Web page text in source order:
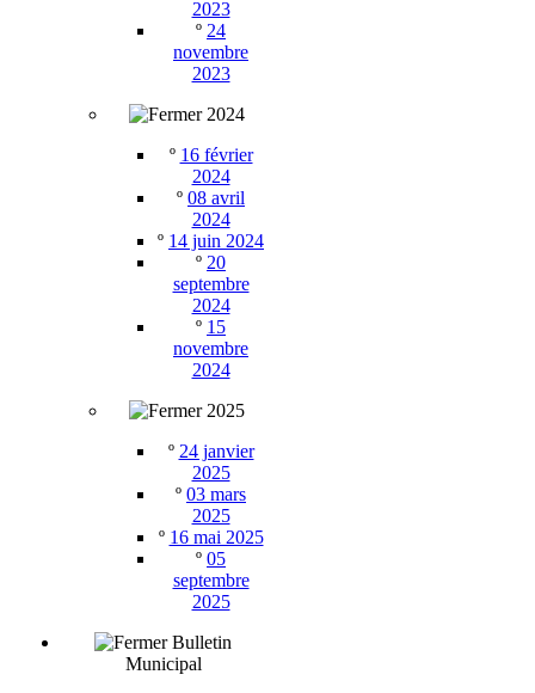
2023
º 24
novembre
2023
2024
º 16 février
2024
º 08 avril
2024
º 14 juin 2024
º 20
septembre
2024
º 15
novembre
2024
2025
º 24 janvier
2025
º 03 mars
2025
º 16 mai 2025
º 05
septembre
2025
Bulletin
Municipal